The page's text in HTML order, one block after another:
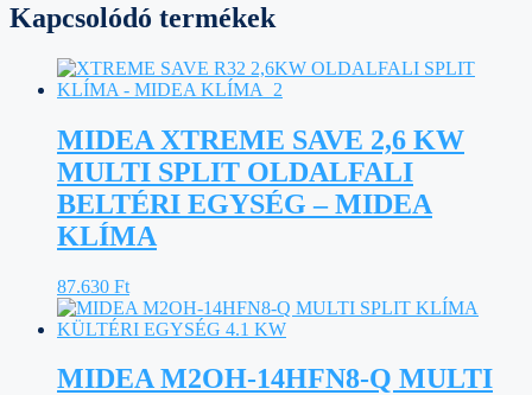
Kapcsolódó termékek
MIDEA XTREME SAVE 2,6 KW
MULTI SPLIT OLDALFALI
BELTÉRI EGYSÉG – MIDEA
KLÍMA
87.630 Ft
MIDEA M2OH-14HFN8-Q MULTI